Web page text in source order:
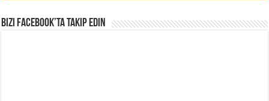
Bizi Facebook’ta Takip Edin